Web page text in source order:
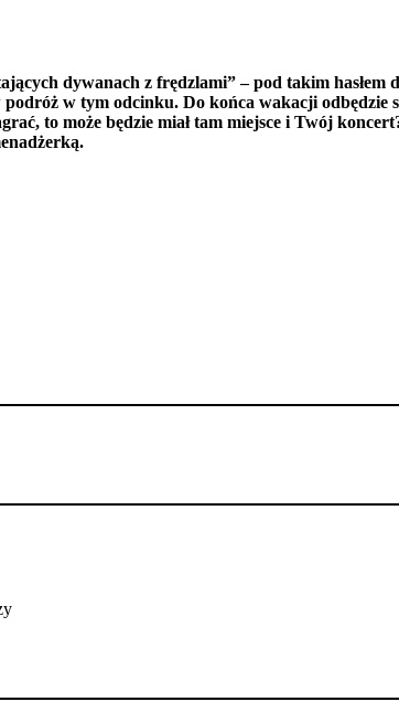
dywanach z frędzlami” – pod takim hasłem
w tym odcinku. Do końca wakacji odbędzie
to może będzie miał tam miejsce i Twój